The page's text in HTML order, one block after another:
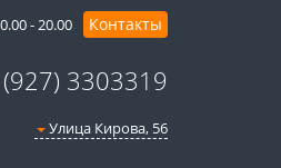
- 20.00 Контакты
3303319
Улица Кирова, 56